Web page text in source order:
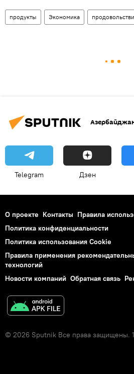
продукты Экономика
Telegram Дзен
О проекте Контакты Правила
Политика конфиденциальности
Политика использования Cookie
Правила применения
технологий
Новости компаний Обратная связь
© 2026 Sputnik Все права защищены.